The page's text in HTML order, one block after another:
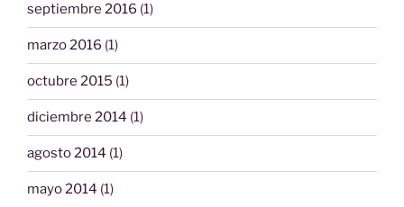
septiembre 2016 (1)
marzo 2016 (1)
octubre 2015 (1)
diciembre 2014 (1)
agosto 2014 (1)
mayo 2014 (1)